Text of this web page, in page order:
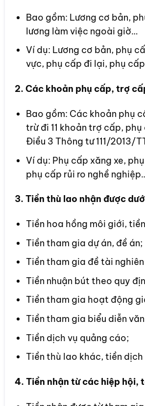
Bao gồm: Lương cơ bản,
lương làm việc ngoài giờ…
Ví dụ: Lương cơ bản, phụ
vực, phụ cấp đi lại, phụ
2. Các khoản phụ cấp, trợ
Bao gồm: Các khoản phụ
trừ đi 11 khoản trợ cấp,
Điều 3 Thông tư 111/2013/
Ví dụ: Phụ cấp xăng xe,
phụ cấp rủi ro nghề
3. Tiền thù lao nhận được
Tiền hoa hồng môi giới,
Tiền tham gia dự án, đề án;
Tiền tham gia đề tài
Tiền nhuận bút theo quy
Tiền tham gia hoạt động
Tiền tham gia biểu diễn
Tiền dịch vụ quảng cáo;
Tiền thù lao khác, tiền dịch
4. Tiền nhận từ các hiệp hội,